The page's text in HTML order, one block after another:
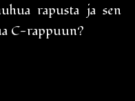
rapusta ja sen
C-rappuun?